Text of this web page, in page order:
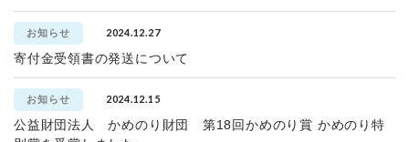
お知らせ 2024.12.27
寄付金受領書の発送について
お知らせ 2024.12.15
公益財団法人 かめのり財団 第18回かめのり賞 かめのり特